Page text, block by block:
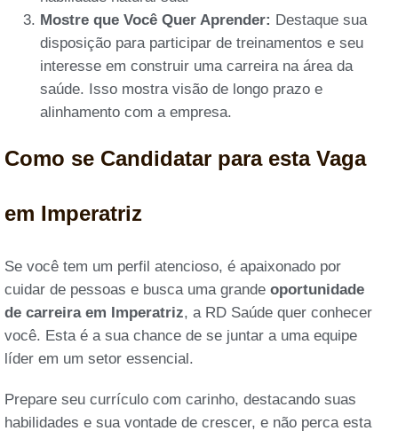
Mostre que Você Quer Aprender: Destaque sua
disposição para participar de treinamentos e seu
interesse em construir uma carreira na área da
saúde. Isso mostra visão de longo prazo e
alinhamento com a empresa.
Como se Candidatar para esta Vaga
em Imperatriz
Se você tem um perfil atencioso, é apaixonado por
cuidar de pessoas e busca uma grande oportunidade
de carreira em Imperatriz, a RD Saúde quer conhecer
você. Esta é a sua chance de se juntar a uma equipe
líder em um setor essencial.
Prepare seu currículo com carinho, destacando suas
habilidades e sua vontade de crescer, e não perca esta